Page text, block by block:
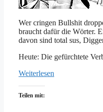
Wer cringen Bullshit
braucht dafür die Wörter.
davon sind total sus,
Heute: Die gefürchtete
Weiterlesen
Teilen mit: